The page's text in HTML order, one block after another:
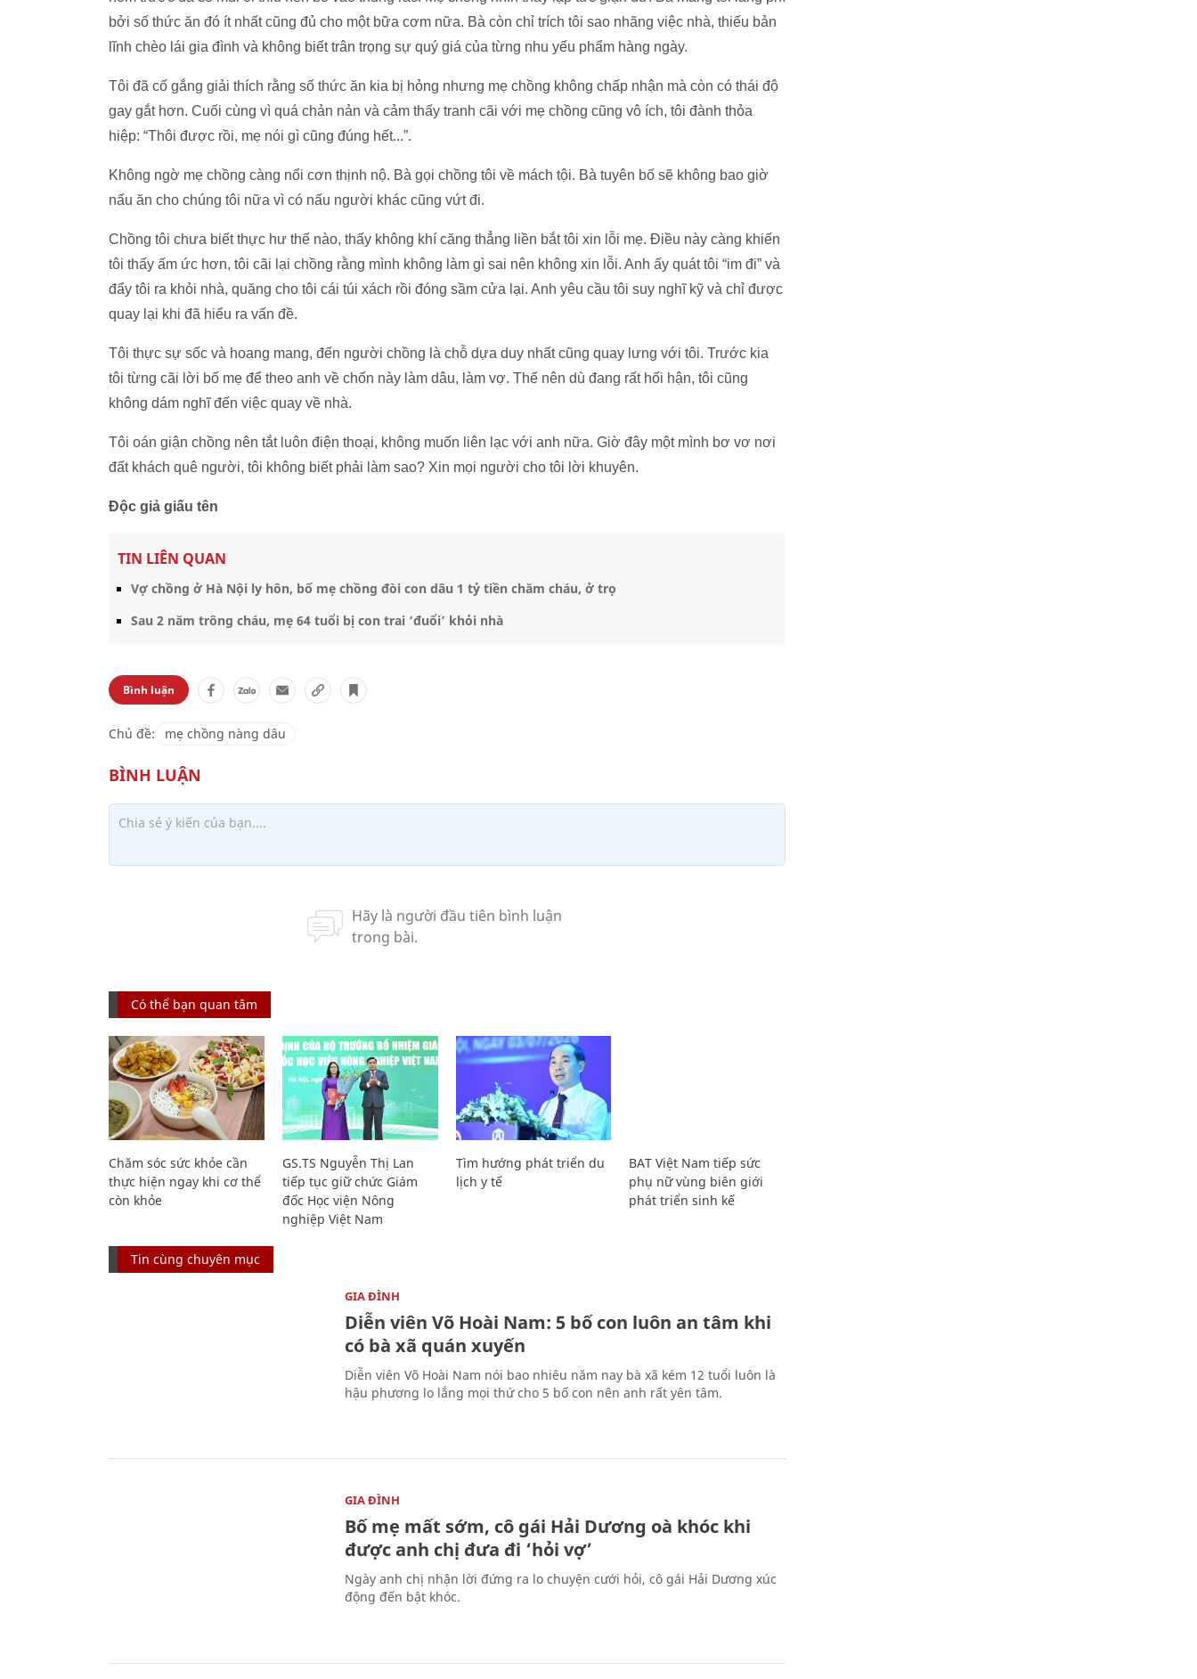
bởi số thức ăn đó ít nhất cũng đủ cho một bữa cơm nữa. Bà còn chỉ trích tôi sao nhãng việc nhà, thiếu bản
lĩnh chèo lái gia đình và không biết trân trọng sự quý giá của từng nhu yếu phẩm hàng ngày.
Tôi đã cố gắng giải thích rằng số thức ăn kia bị hỏng nhưng mẹ chồng không chấp nhận mà còn có thái độ
gay gắt hơn. Cuối cùng vì quá chản nản và cảm thấy tranh cãi với mẹ chồng cũng vô ích, tôi đành thỏa
hiệp: “Thôi được rồi, mẹ nói gì cũng đúng hết...”.
Không ngờ mẹ chồng càng nổi cơn thịnh nộ. Bà gọi chồng tôi về mách tội. Bà tuyên bố sẽ không bao giờ
nấu ăn cho chúng tôi nữa vì có nấu người khác cũng vứt đi.
Chồng tôi chưa biết thực hư thế nào, thấy không khí căng thẳng liền bắt tôi xin lỗi mẹ. Điều này càng khiến
tôi thấy ấm ức hơn, tôi cãi lại chồng rằng mình không làm gì sai nên không xin lỗi. Anh ấy quát tôi “im đi” và
đẩy tôi ra khỏi nhà, quăng cho tôi cái túi xách rồi đóng sầm cửa lại. Anh yêu cầu tôi suy nghĩ kỹ và chỉ được
quay lại khi đã hiểu ra vấn đề.
Tôi thực sự sốc và hoang mang, đến người chồng là chỗ dựa duy nhất cũng quay lưng với tôi. Trước kia
tôi từng cãi lời bố mẹ để theo anh về chốn này làm dâu, làm vợ. Thế nên dù đang rất hối hận, tôi cũng
không dám nghĩ đến việc quay về nhà.
Tôi oán giận chồng nên tắt luôn điện thoại, không muốn liên lạc với anh nữa. Giờ đây một mình bơ vơ nơi
đất khách quê người, tôi không biết phải làm sao? Xin mọi người cho tôi lời khuyên.
Độc giả giấu tên
TIN LIÊN QUAN
Vợ chồng ở Hà Nội ly hôn, bố mẹ chồng đòi con dâu 1 tỷ tiền chăm cháu, ở trọ
Sau 2 năm trông cháu, mẹ 64 tuổi bị con trai ‘đuổi’ khỏi nhà
Bình luận
Chủ đề: mẹ chồng nàng dâu
Có thể bạn quan tâm
Chăm sóc sức khỏe cần
thực hiện ngay khi cơ thể
còn khỏe
GS.TS Nguyễn Thị Lan
tiếp tục giữ chức Giám
đốc Học viện Nông
nghiệp Việt Nam
Tìm hướng phát triển du
lịch y tế
BAT Việt Nam tiếp sức
phụ nữ vùng biên giới
phát triển sinh kế
Tin cùng chuyên mục
GIA ĐÌNH
Diễn viên Võ Hoài Nam: 5 bố con luôn an tâm khi
có bà xã quán xuyến
Diễn viên Võ Hoài Nam nói bao nhiêu năm nay bà xã kém 12 tuổi luôn là
hậu phương lo lắng mọi thứ cho 5 bố con nên anh rất yên tâm.
GIA ĐÌNH
Bố mẹ mất sớm, cô gái Hải Dương oà khóc khi
được anh chị đưa đi ‘hỏi vợ’
Ngày anh chị nhận lời đứng ra lo chuyện cưới hỏi, cô gái Hải Dương xúc
động đến bật khóc.